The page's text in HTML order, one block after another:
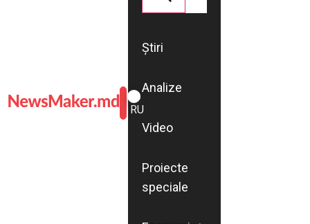
ROMÂNĂ
RU
Știri
Analize
Video
Proiecte
speciale